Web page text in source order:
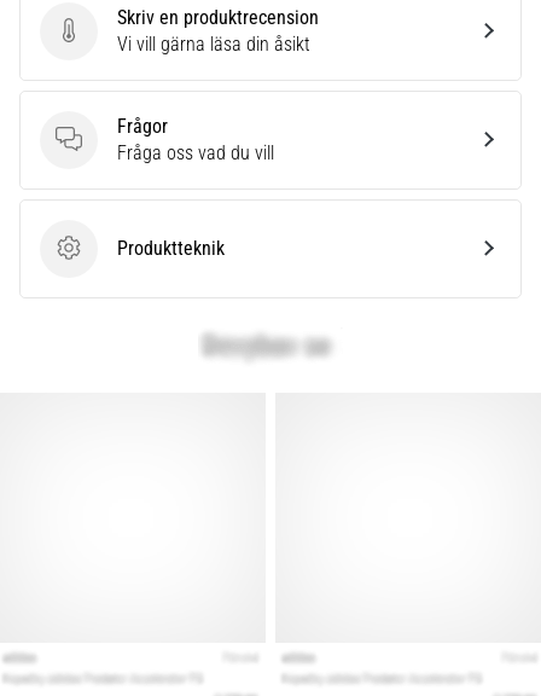
Skriv en produktrecension
Skriv en produktrecension
Vi vill gärna läsa din åsikt
Frågor
Frågor
Fråga oss vad du vill
ProduktteknikProduktteknik